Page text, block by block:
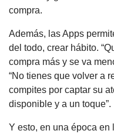
compra.
Además, las Apps
del todo, crear hábito.
compra más y se va
“No tienes que volver a
compites por captar su
disponible y a un toque”.
Y esto, en una época en